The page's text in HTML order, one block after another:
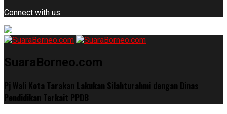
Connect with us
SuaraBorneo.com
Pj Wali Kota Tarakan Lakukan Silahturahmi dengan Dinas
Pendidikan Terkait PPDB